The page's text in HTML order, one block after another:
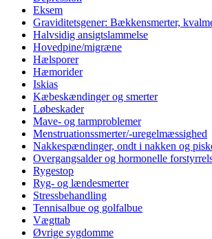
Eksem
Graviditetsgener: Bækkensmerter,
Halvsidig ansigtslammelse
Hovedpine/migræne
Hælsporer
Hæmorider
Iskias
Kæbeskændinger og smerter
Løbeskader
Mave- og tarmproblemer
Menstruationssmerter/-uregelmæssighed
Nakkespændinger, ondt i nakken og
Overgangsalder og hormonelle
Rygestop
Ryg- og lændesmerter
Stressbehandling
Tennisalbue og golfalbue
Vægttab
Øvrige sygdomme